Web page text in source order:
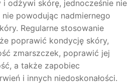
odżywi skórę, jednocześnie nie
powodując nadmiernego
Regularne stosowanie
poprawić kondycję skóry,
zmarszczek, poprawić jej
a także zapobiec
i innych niedoskonałości.